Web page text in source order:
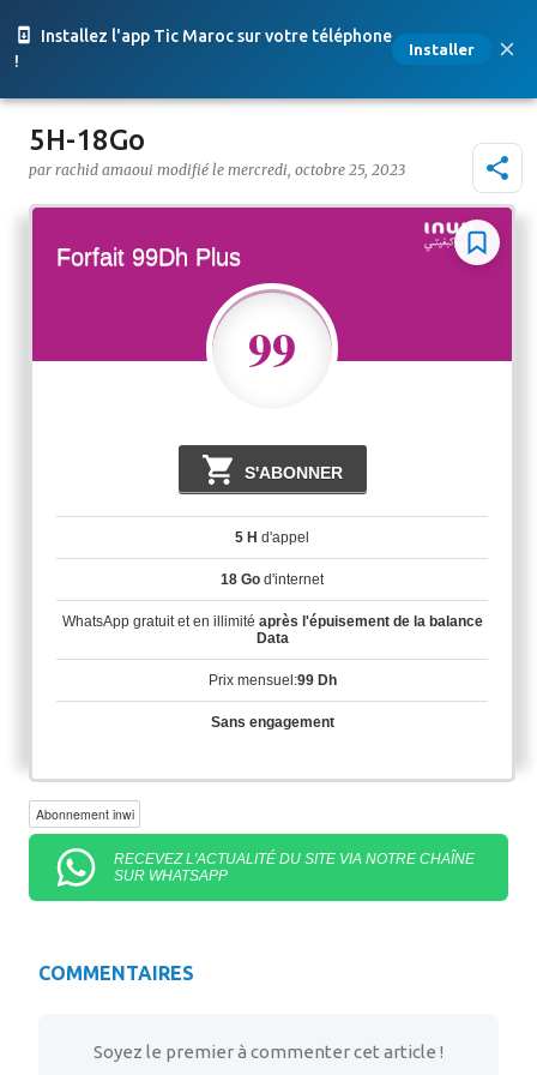
Installez l'app Tic Maroc sur votre téléphone
!
Installer
Accéder au contenu principal
5H-18Go
par rachid amaoui le mercredi, octobre 25, 2023
Forfait 99Dh Plus
99
Dh
5 H d'appel
18 Go d'internet
WhatsApp gratuit et en illimité après l'épuisement de la balance
Data
Prix mensuel:99 Dh
Sans engagement
Abonnement inwi
RECEVEZ L'ACTUALITÉ DU SITE VIA NOTRE CHAÎNE
SUR WHATSAPP
COMMENTAIRES
Soyez le premier à commenter cet article !